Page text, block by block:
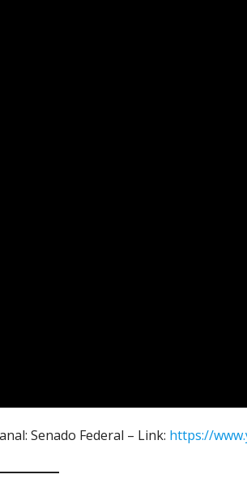
Senado Federal – Link: https://